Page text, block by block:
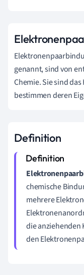
genannt, sind von
Chemie. Sie sind
bestimmen deren
Definition
chemische
mehrere
die anziehenden
den